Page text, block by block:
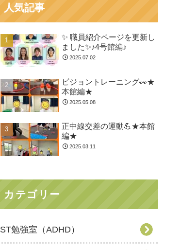
人気記事
✨ 職員紹介ページを更新し
ました✨♪4号館編♪
2025.07.02
ビジョントレーニング👀★
本館編★
2025.05.08
正中線交差の運動💪★本館
編★
2025.03.11
カテゴリー
ST勉強室（ADHD）